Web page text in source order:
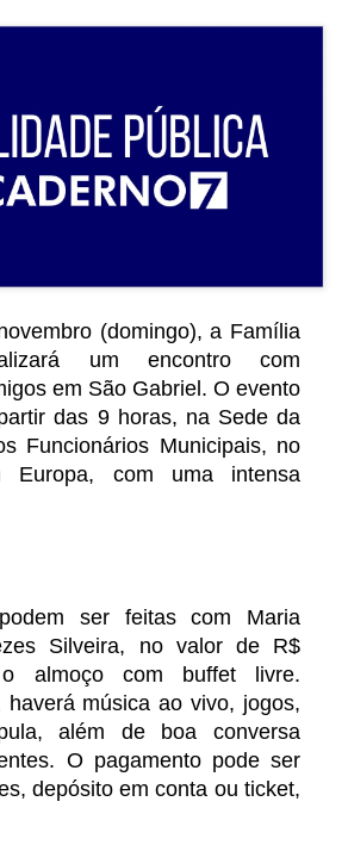
(domingo), a Família
um encontro com
em São Gabriel. O evento
das 9 horas, na Sede da
Funcionários Municipais, no
Europa, com uma intensa
ser feitas com Maria
Silveira, no valor de R$
almoço com buffet livre.
haverá música ao vivo, jogos,
além de boa conversa
O pagamento pode ser
depósito em conta ou ticket,